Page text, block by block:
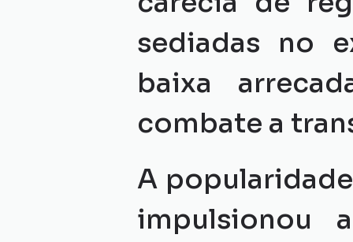
sediadas no
baixa
combate a
A
impulsionou